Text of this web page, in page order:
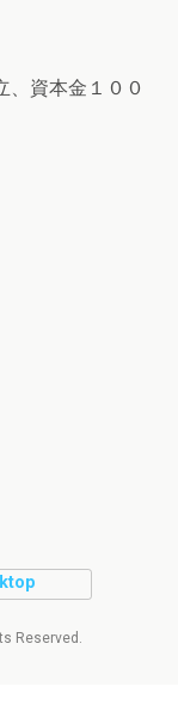
、資本金１００
Reserved.